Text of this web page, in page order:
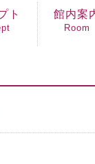
ト 館内案
Room